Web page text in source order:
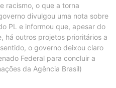
racismo, o que a torna
divulgou uma nota sobre
PL e informou que, apesar do
há outros projetos prioritários a
o governo deixou claro
Federal para concluir a
da Agência Brasil)